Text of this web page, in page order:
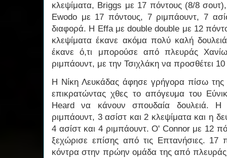
κλεψίματα, Briggs με 17 πόντους (8/8
Ewodo με 17 πόντους, 7 ριμπάουντ, 7
διαφορά. Η Effa με double double με 12
κλεψίματα έκανε ακόμα πολύ καλή
έκανε ό,τι μπορούσε από πλευράς
ριμπάουντ, με την Τσιχλάκη να προσθέτει
Η Νίκη Λευκάδας άφησε γρήγορα πίσω της
επικρατώντας χθες το απόγευμα του
Heard να κάνουν σπουδαία δουλειά.
ριμπάουντ, 3 ασίστ και 2 κλεψίματα και η
4 ασίστ και 4 ριμπάουντ. O' Connor με 12
ξεχώρισε επίσης από τις Επτανήσιες. 17
κόντρα στην πρώην ομάδα της από